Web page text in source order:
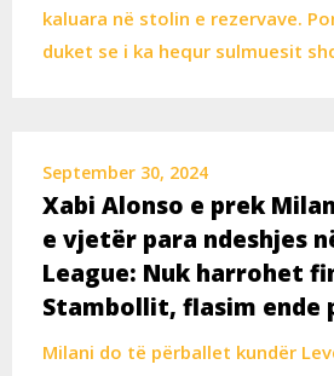
kaluara në stolin e rezervave.
duket se i ka hequr sulmuesit
September 30, 2024
Xabi Alonso e prek
e vjetër para ndeshjes
League: Nuk harrohet
Stambollit, flasim ende
Milani do të përballet kundër